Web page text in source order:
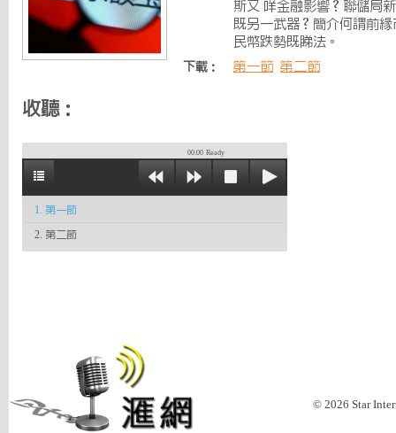
斯又 咩金融影響？聯儲局
既另一武器？簡介何謂前
民幣跌勢既睇法。
下載： 第一節 第二節
收聽：
00:00 Ready
1. 第一節
2. 第二節
© 2026 Star